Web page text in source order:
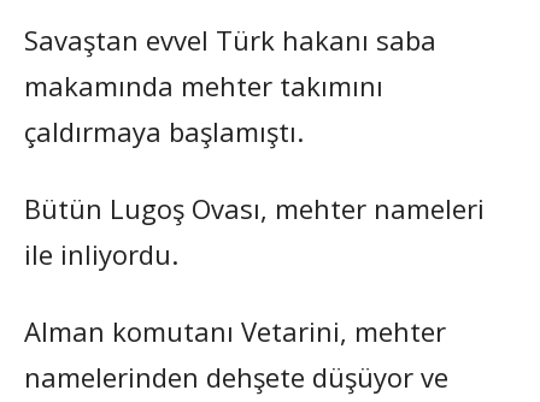
Savaştan evvel Türk hakanı saba
makamında mehter takımını
çaldırmaya başlamıştı.
Bütün Lugoş Ovası, mehter nameleri
ile inliyordu.
Alman komutanı Vetarini, mehter
namelerinden dehşete düşüyor ve